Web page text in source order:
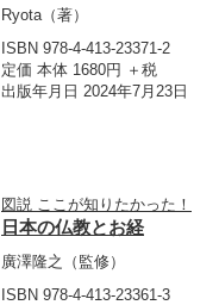
Ryota （著）
ISBN 978-4-413-23371-2
定価 本体 1680円 ＋税
出版年月日 2024年7月23日
図説 ここが知りたかった！
日本の仏教とお経
廣澤隆之
（監修）
ISBN 978-4-413-23361-3